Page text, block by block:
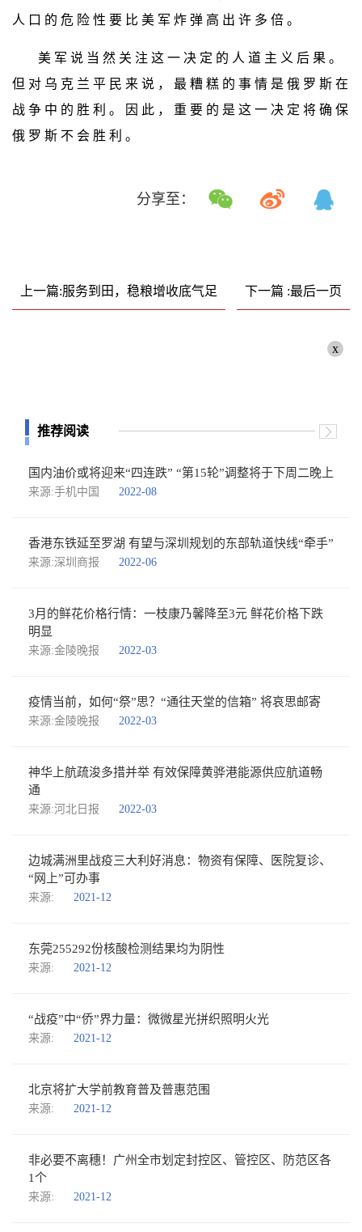
人 口 的 危 险 性 要 比 美 军 炸 弹 高 出 许 多 倍 。
美 军 说 当 然 关 注 这 一 决 定 的 人 道 主 义 后 果 。
但 对 乌 克 兰 平 民 来 说 ， 最 糟 糕 的 事 情 是 俄 罗 斯 在
战 争 中 的 胜 利 。 因 此 ， 重 要 的 是 这 一 决 定 将 确 保
俄 罗 斯 不 会 胜 利 。
分享至：
上一篇:服务到田，稳粮增收底气足 下一篇 :最后一页
x
推荐阅读
国内油价或将迎来“四连跌” “第15轮”调整将于下周二晚上
来源:手机中国 2022-08
香港东铁延至罗湖 有望与深圳规划的东部轨道快线“牵手”
来源:深圳商报 2022-06
3月的鲜花价格行情：一枝康乃馨降至3元 鲜花价格下跌
明显
来源:金陵晚报 2022-03
疫情当前，如何“祭”思？“通往天堂的信箱” 将哀思邮寄
来源:金陵晚报 2022-03
神华上航疏浚多措并举 有效保障黄骅港能源供应航道畅
通
来源:河北日报 2022-03
边城满洲里战疫三大利好消息：物资有保障、医院复诊、
“网上”可办事
来源: 2021-12
东莞255292份核酸检测结果均为阴性
来源: 2021-12
“战疫”中“侨”界力量：微微星光拼织照明火光
来源: 2021-12
北京将扩大学前教育普及普惠范围
来源: 2021-12
非必要不离穗！广州全市划定封控区、管控区、防范区各
1个
来源: 2021-12